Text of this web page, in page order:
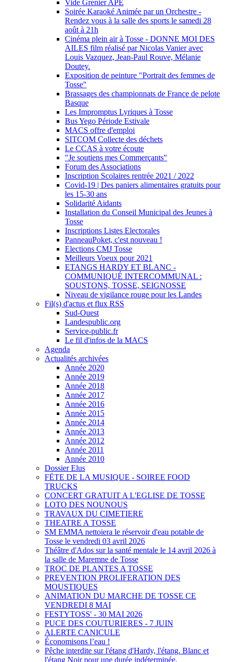
Vide Grenier APE
Soirée Karaoké Animée par un Orchestre -
Rendez vous à la salle des sports le samedi 28
août à 21h
Cinéma plein air à Tosse - DONNE MOI DES
AILES film réalisé par Nicolas Vanier avec
Louis Vazquez, Jean-Paul Rouve, Mélanie
Doutey.
Exposition de peinture "Portrait des femmes de
Tosse"
Brassages des championnats de France de pelote
Basque
Les Impromptus Lyriques à Tosse
Bus Yego Période Estivale
MACS offre d'emploi
SITCOM Collecte des déchets
Le CCAS à votre écoute
"Je soutiens mes Commerçants"
Forum des Associations
Inscription Scolaires rentrée 2021 / 2022
Covid-19 | Des paniers alimentaires gratuits pour
les 15-30 ans
Solidarité Aidants
Installation du Conseil Municipal des Jeunes à
Tosse
Inscriptions Listes Electorales
PanneauPoket, c'est nouveau !
Elections CMJ Tosse
Meilleurs Voeux pour 2021
ETANGS HARDY ET BLANC -
COMMUNIQUÉ INTERCOMMUNAL :
SOUSTONS, TOSSE, SEIGNOSSE
Niveau de vigilance rouge pour les Landes
Fil(s) d'actus et flux RSS
Sud-Ouest
Landespublic.org
Service-public.fr
Le fil d'infos de la MACS
Agenda
Actualités archivées
Année 2020
Année 2019
Année 2018
Année 2017
Année 2016
Année 2015
Année 2014
Année 2013
Année 2012
Année 2011
Année 2010
Dossier Elus
FËTE DE LA MUSIQUE - SOIREE FOOD
TRUCKS
CONCERT GRATUIT A L'EGLISE DE TOSSE
LOTO DES NOUNOUS
TRAVAUX DU CIMETIERE
THEATRE A TOSSE
SM EMMA nettoiera le réservoir d'eau potable de
Tosse le vendredi 03 avril 2026
Théâtre d'Ados sur la santé mentale le 14 avril 2026 à
la salle de Maremne de Tosse
TROC DE PLANTES A TOSSE
PREVENTION PROLIFERATION DES
MOUSTIQUES
ANIMATION DU MARCHE DE TOSSE CE
VENDREDI 8 MAI
FESTYTOSS' - 30 MAI 2026
PUCE DES COUTURIERES - 7 JUIN
ALERTE CANICULE
Économisons l’eau !
Pêche interdite sur l'étang d'Hardy, l'étang. Blanc et
l'étang Noir pour une durée indéterminée.